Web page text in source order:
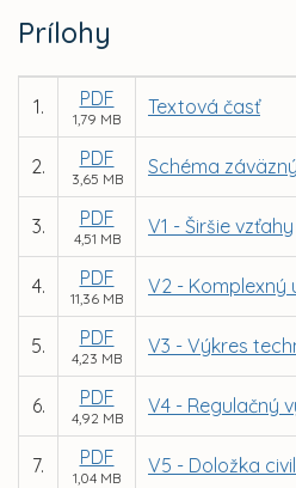
Prílohy
1. PDF
1,79 MB
Textová časť
2. PDF
3,65 MB
Schéma
3. PDF
4,51 MB
V1 - Širšie vzťahy
4. PDF
11,36 MB
V2 -
5. PDF
4,23 MB
V3 - Výkres
6. PDF
4,92 MB
V4 - Regulačný
7. PDF
1,04 MB
V5 - Doložka